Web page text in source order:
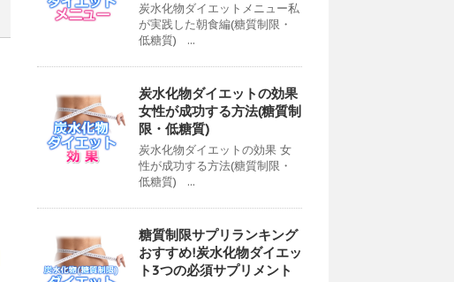
炭水化物ダイエットメニュー私
が実践した朝食編(糖質制限・
低糖質) ...
炭水化物ダイエットの効果
女性が成功する方法(糖質制
限・低糖質)
炭水化物ダイエットの効果 女
性が成功する方法(糖質制限・
低糖質) ...
糖質制限サプリランキング
おすすめ!炭水化物ダイエッ
ト3つの必須サプリメント